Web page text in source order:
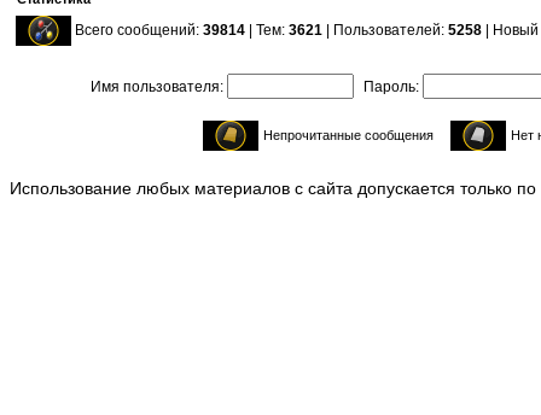
Всего сообщений: 39814 | Тем: 3621 | Пользователей: 5258 |
Имя пользователя: Пароль:
Непрочитанные сообщения Нет
Использование любых материалов с сайта допускается только